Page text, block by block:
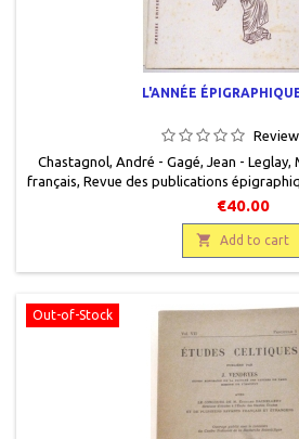
L'ANNÉE
Chastagnol, André - Gagé, Jean - Leglay,
français, Revue des publications
romaine, Presses universitaires de France,
broché, occasion. Bon état. Nombreuses
En haut de recto de couverture, au
lignesmanuscrites :
€40.00
 Add to cart
Out-of-Stock